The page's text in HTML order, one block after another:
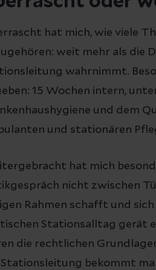
hat mich, wie viele
weit mehr als die
wahrnimmt.
15 Wochen intern,
und dem
und stationären
hat mich
nicht zwischen
Rahmen schafft und
Stationsalltag gerät
die rechtlichen
bekommt